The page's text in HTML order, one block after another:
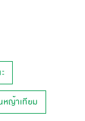
หญ้าเทียม